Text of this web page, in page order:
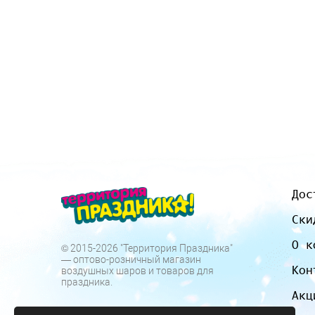
© 2015-2026 "Территория Праздника"
— оптово-розничный магазин
воздушных шаров и товаров для
праздника.
О